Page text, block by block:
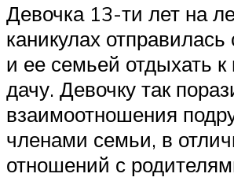
Девочка 13-ти лет на
каникулах отправилась
и ее семьей отдыхать
дачу. Девочку так
взаимоотношения
членами семьи, в
отношений с